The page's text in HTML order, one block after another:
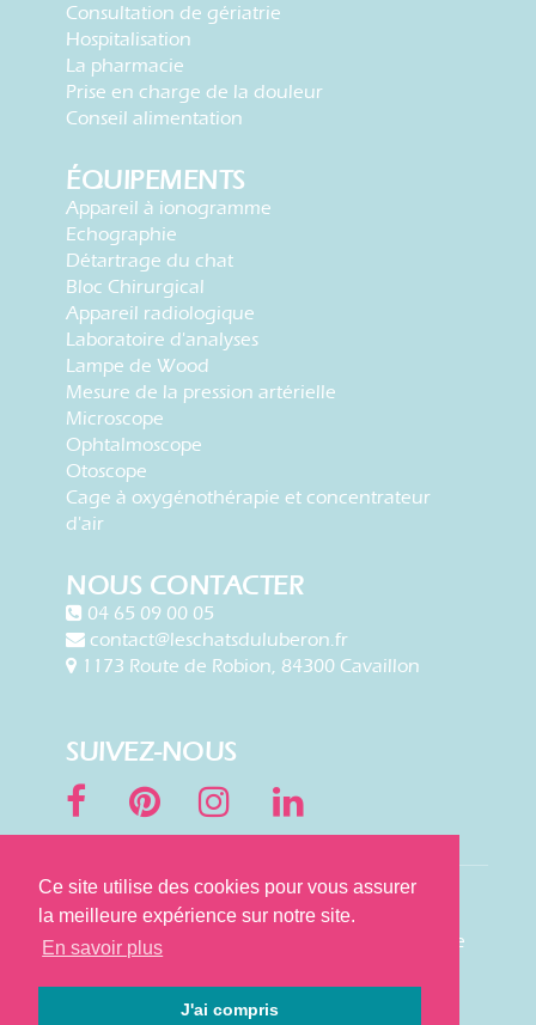
Ce site utilise des cookies pour vous assurer
la meilleure expérience sur notre site.
En savoir plus
J'ai compris
Consultation de gériatrie
Hospitalisation
La pharmacie
Prise en charge de la douleur
Conseil alimentation
ÉQUIPEMENTS
Appareil à ionogramme
Echographie
Détartrage du chat
Bloc Chirurgical
Appareil radiologique
Laboratoire d'analyses
Lampe de Wood
Mesure de la pression artérielle
Microscope
Ophtalmoscope
Otoscope
Cage à oxygénothérapie et concentrateur
d'air
NOUS CONTACTER
04 65 09 00 05
contact@leschatsduluberon.fr
1173 Route de Robion, 84300 Cavaillon
SUIVEZ-NOUS
Vétérinaire Les chats du Luberon
Vétérinaire Cavaillon
– Médecine – Chirurgie
d’analyses – Hospitalisation – Félins